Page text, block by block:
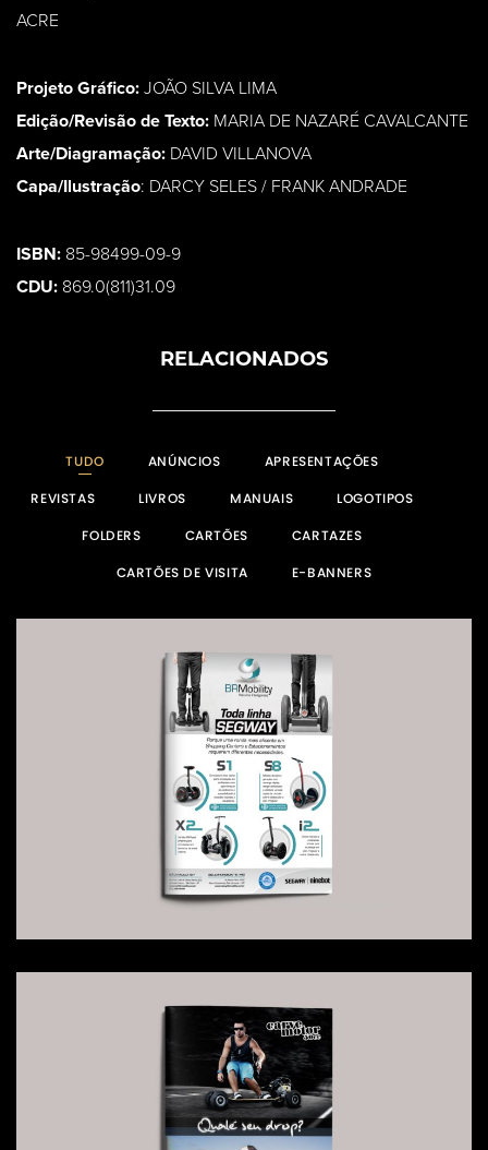
ACRE
Projeto Gráfico: JOÃO SILVA LIMA
Edição/Revisão de Texto: MARIA DE NAZARÉ CAVALCANTE
Arte/Diagramação: DAVID VILLANOVA
Capa/Ilustração: DARCY SELES / FRANK ANDRADE
ISBN: 85-98499-09-9
CDU: 869.0(811)31.09
RELACIONADOS
TUDO ANÚNCIOS
APRESENTAÇÕES
REVISTAS
LIVROS MANUAIS
LOGOTIPOS
FOLDERS
CARTÕES
CARTAZES
CARTÕES DE VISITA
E-BANNERS